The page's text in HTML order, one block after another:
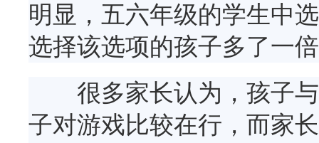
明显，五六年级的学生中
选择该选项的孩子多了一
很多家长认为，孩子与
子对游戏比较在行，而家